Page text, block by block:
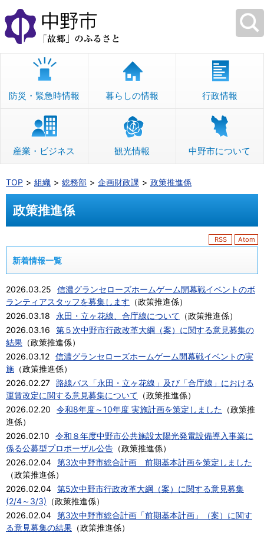
本
文
へ
移
防災・緊急時情報 暮らしの情報 行政情報
産業・ビジネス 観光情報 中野市について
TOP 組織 総務部 企画財政課 政策推進係
政策推進係
RSS Atom
新着情報一覧
2026.03.25
信濃グランセローズホームゲーム開幕戦イベントのボ
ランティアスタッフを募集します （政策推進係）
2026.03.18
永田・立ヶ花線、合庁線について （政策推進係）
2026.03.16
第５次中野市行政改革大綱（案）に関する意見募集の
結果 （政策推進係）
2026.03.12 信濃グランセローズホームゲーム開幕戦イベントの実
施 （政策推進係）
2026.02.27
路線バス「永田・立ヶ花線」及び「合庁線」における
運賃改定に関する意見募集について （政策推進係）
2026.02.20
令和8年度～10年度 実施計画を策定しました （政策推
進係）
2026.02.10
令和８年度中野市公共施設太陽光発電設備導入事業に
係る公募型プロポーザル公告 （政策推進係）
2026.02.04 第3次中野市総合計画 前期基本計画を策定しました
（政策推進係）
2026.02.04 第5次中野市行政改革大綱（案）に関する意見募集
(2/4～3/3) （政策推進係）
2026.02.04 第3次中野市総合計画「前期基本計画」（案）に関す
る意見募集の結果 （政策推進係）